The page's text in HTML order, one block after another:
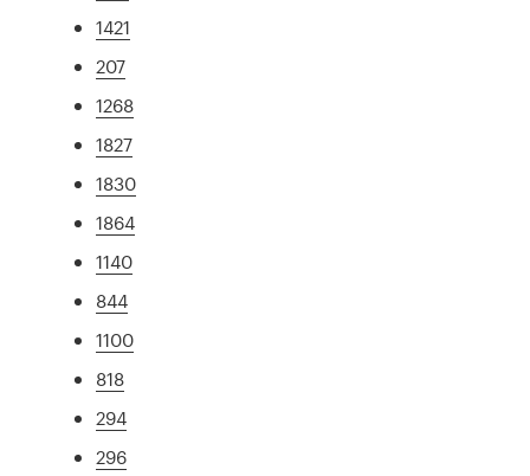
1421
207
1268
1827
1830
1864
1140
844
1100
818
294
296